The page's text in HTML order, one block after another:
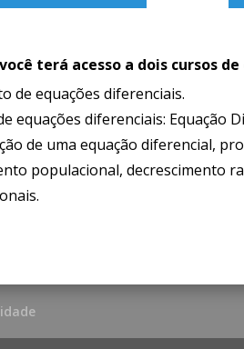
terá acesso a dois cursos
de equações diferenciais.
equações diferenciais: Equação
de uma equação diferencial,
populacional, decrescimento